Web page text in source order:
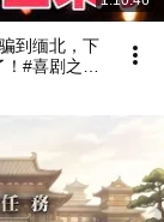
到缅北，下
#喜剧之王